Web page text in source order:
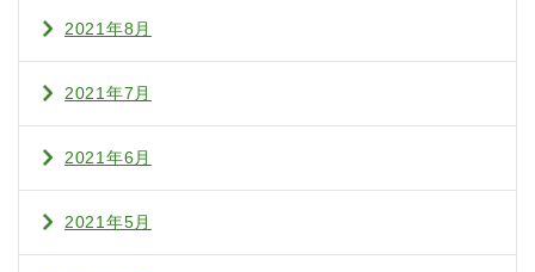
2021年8月
2021年7月
2021年6月
2021年5月